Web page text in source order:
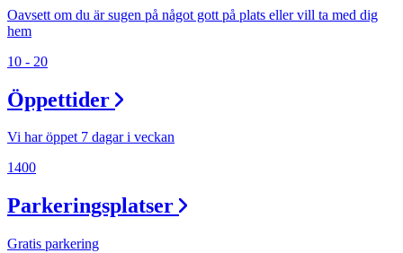
Oavsett om du är sugen på något gott på plats eller vill ta med dig
hem
10 - 20
Öppettider
Vi har öppet 7 dagar i veckan
1400
Parkeringsplatser
Gratis parkering